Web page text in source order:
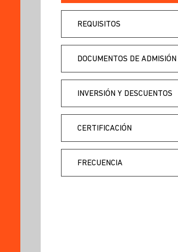
REQUISITOS
DOCUMENTOS DE ADMISIÓN
INVERSIÓN Y DESCUENTOS
CERTIFICACIÓN
FRECUENCIA